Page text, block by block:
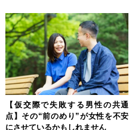
【仮交際で失敗する男性の共通
点】その“前のめり”が女性を不安
にさせているかもしれません